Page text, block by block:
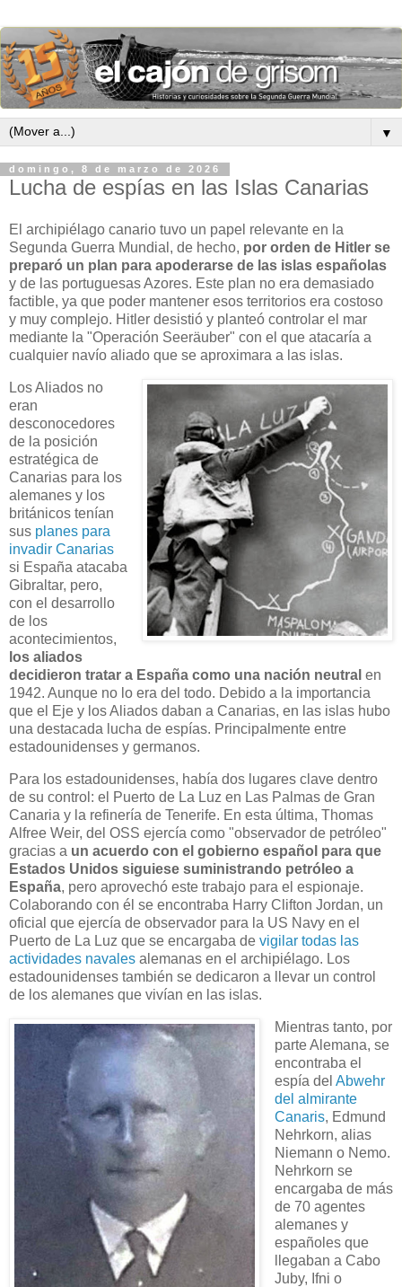
▼
domingo, 8 de marzo de 2026
Lucha de espías en las Islas Canarias
El archipiélago canario tuvo un papel relevante en la
Segunda Guerra Mundial, de hecho, por orden de Hitler se
preparó un plan para apoderarse de las islas españolas
y de las portuguesas Azores. Este plan no era demasiado
factible, ya que poder mantener esos territorios era costoso
y muy complejo. Hitler desistió y planteó controlar el mar
mediante la "Operación Seeräuber" con el que atacaría a
cualquier navío aliado que se aproximara a las islas.
Los Aliados no
eran
desconocedores
de la posición
estratégica de
Canarias para los
alemanes y los
británicos tenían
sus planes para
invadir Canarias
si España atacaba
Gibraltar, pero,
con el desarrollo
de los
acontecimientos,
los aliados
decidieron tratar a España como una nación neutral en
1942. Aunque no lo era del todo. Debido a la importancia
que el Eje y los Aliados daban a Canarias, en las islas hubo
una destacada lucha de espías. Principalmente entre
estadounidenses y germanos.
Para los estadounidenses, había dos lugares clave dentro
de su control: el Puerto de La Luz en Las Palmas de Gran
Canaria y la refinería de Tenerife. En esta última, Thomas
Alfree Weir, del OSS ejercía como "observador de petróleo"
gracias a un acuerdo con el gobierno español para que
Estados Unidos siguiese suministrando petróleo a
España, pero aprovechó este trabajo para el espionaje.
Colaborando con él se encontraba Harry Clifton Jordan, un
oficial que ejercía de observador para la US Navy en el
Puerto de La Luz que se encargaba de vigilar todas las
actividades navales alemanas en el archipiélago. Los
estadounidenses también se dedicaron a llevar un control
de los alemanes que vivían en las islas.
Mientras tanto, por
parte Alemana, se
encontraba el
espía del Abwehr
del almirante
Canaris, Edmund
Nehrkorn, alias
Niemann o Nemo.
Nehrkorn se
encargaba de más
de 70 agentes
alemanes y
españoles que
llegaban a Cabo
Juby, Ifni o